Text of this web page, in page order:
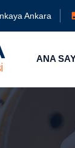
Ankara
ANA